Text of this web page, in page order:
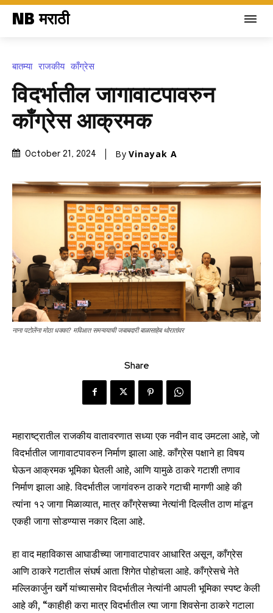
NB मराठी
बातम्या राजकीय काँग्रेस
विदर्भातील जागावाटपावरुन
काँग्रेस आक्रमक
October 21, 2024 By Vinayak A
नाना पटोलेंना मोठा धक्का? मविआत समन्वयाची जबाबदारी बाळासाहेब थोरातांवर
Share
महाराष्ट्रातील राजकीय वातावरणात सध्या एक नवीन वाद उमटला आहे, जो
विदर्भातील जागावाटपावरुन निर्माण झाला आहे. काँग्रेस पक्षाने हा विषय
घेऊन आक्रमक भूमिका घेतली आहे, आणि यामुळे ठाकरे गटाशी तणाव
निर्माण झाला आहे. विदर्भातील जागांवरुन ठाकरे गटाची मागणी आहे की
त्यांना १२ जागा मिळाव्यात, मात्र काँग्रेसच्या नेत्यांनी दिल्लीत ठाण मांडून
एकही जागा सोडण्यास नकार दिला आहे.
हा वाद महाविकास आघाडीच्या जागावाटपावर आधारित असून, काँग्रेस
आणि ठाकरे गटातील संघर्ष आता शिगेत पोहोचला आहे. काँग्रेसचे नेते
मल्लिकार्जुन खर्गे यांच्यासमोर विदर्भातील नेत्यांनी आपली भूमिका स्पष्ट केली
आहे की, “काहीही करा मात्र विदर्भातील त्या जागा शिवसेना ठाकरे गटाला